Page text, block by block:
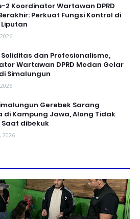
2 Koordinator Wartawan DPRD
Perkuat Fungsi Kontrol di
dan Profesionalisme,
Wartawan DPRD Medan Gelar
Simalungun
Gerebek Sarang
di Kampung Jawa, Along Tidak
Saat dibekuk
2026